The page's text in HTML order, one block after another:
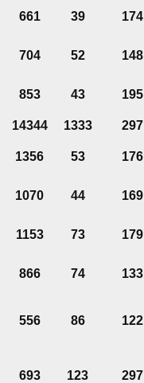
661 39 174
704 52 148
853 43 195
14344 1333 297
1356 53 176
1070 44 169
1153 73 179
866 74 133
556 86 122
693 123 297